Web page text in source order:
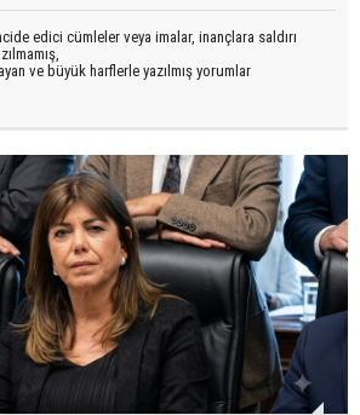
edici cümleler veya imalar, inançlara saldırı
ve büyük harflerle yazılmış yorumlar